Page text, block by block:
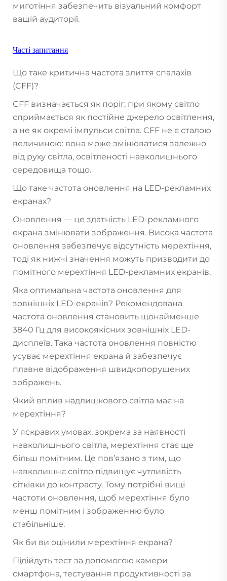
миготіння забезпечить візуальний комфорт
вашій аудиторії.
Часті запитання
Що таке критична частота злиття спалахів
(CFF)?
CFF визначається як поріг, при якому світло
сприймається як постійне джерело освітлення,
а не як окремі імпульси світла. CFF не є сталою
величиною: вона може змінюватися залежно
від руху світла, освітленості навколишнього
середовища тощо.
Що таке частота оновлення на LED-рекламних
екранах?
Оновлення — це здатність LED-рекламного
екрана змінювати зображення. Висока частота
оновлення забезпечує відсутність мерехтіння,
тоді як нижчі значення можуть призводити до
помітного мерехтіння LED-рекламних екранів.
Яка оптимальна частота оновлення для
зовнішніх LED-екранів? Рекомендована
частота оновлення становить щонайменше
3840 Гц для високоякісних зовнішніх LED-
дисплеїв. Така частота оновлення повністю
усуває мерехтіння екрана й забезпечує
плавне відображення швидкопорушених
зображень.
Який вплив надлишкового світла має на
мерехтіння?
У яскравих умовах, зокрема за наявності
навколишнього світла, мерехтіння стає ще
більш помітним. Це пов’язано з тим, що
навколишнє світло підвищує чутливість
сітківки до контрасту. Тому потрібні вищі
частоти оновлення, щоб мерехтіння було
менш помітним і зображенню було
стабільніше.
Як би ви оцінили мерехтіння екрана?
Підійдуть тест за допомогою камери
смартфона, тестування продуктивності за